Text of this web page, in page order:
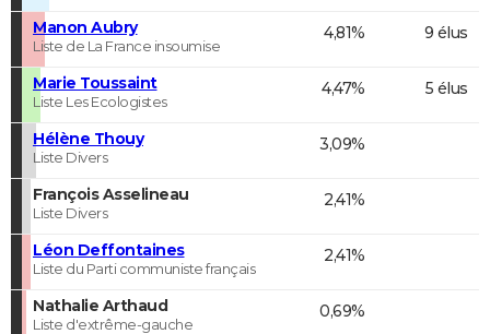
Manon Aubry
Liste de La France insoumise
4,81% 9 élus
Marie Toussaint
Liste Les Ecologistes
4,47% 5 élus
Hélène Thouy
Liste Divers
3,09%
François Asselineau
Liste Divers
2,41%
Léon Deffontaines
Liste du Parti communiste français
2,41%
Nathalie Arthaud
Liste d'extrême-gauche
0,69%